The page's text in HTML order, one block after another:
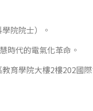
院院士）。
時代的電氣化革命。
育學院大樓2樓202國